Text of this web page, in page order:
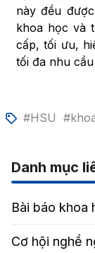
này đều
khoa học và
cấp, tối ưu,
tối đa nhu
#HSU
Danh mục
Bài báo khoa
Cơ hội nghề